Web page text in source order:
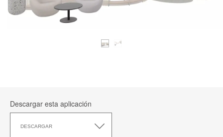
Descargar esta aplicación
DESCARGAR
esta